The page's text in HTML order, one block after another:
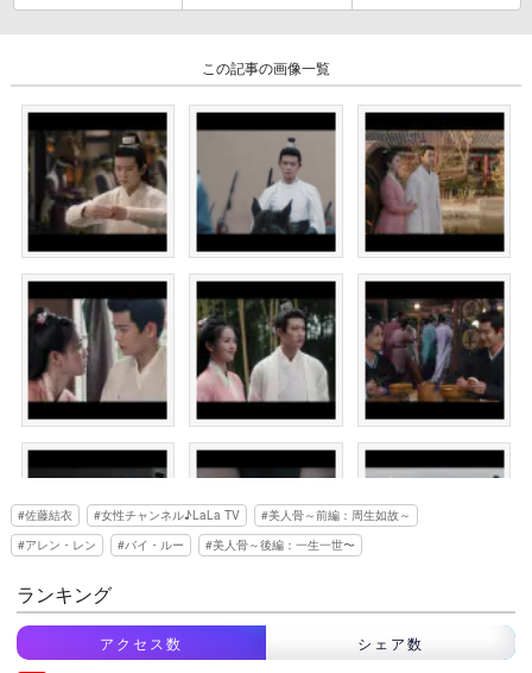
この記事の画像一覧
佐藤結衣 女性チャンネル♪LaLa TV
美人骨～前編：周生如故～
アレン・レン
バイ・ルー 美人骨～後編：一生一世〜
ランキング
アクセス数 シェア数